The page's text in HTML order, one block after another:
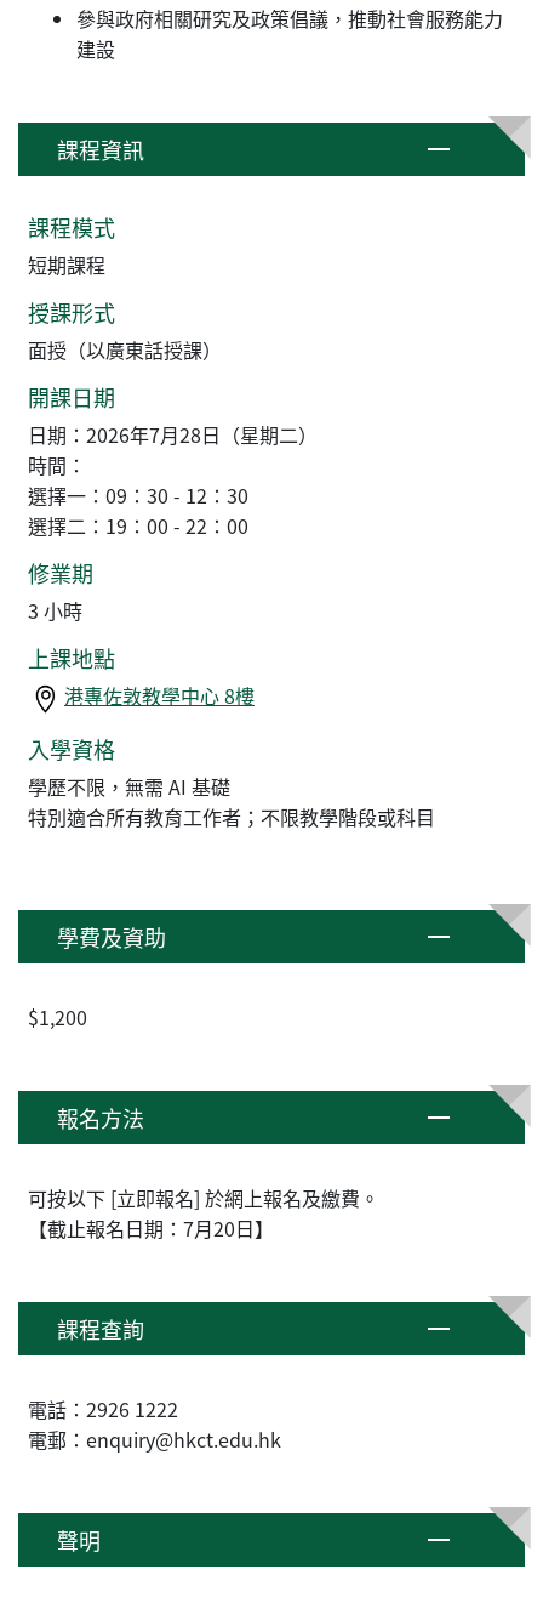
參與政府相關研究及政策倡議，推動社會服務能力
建設
課程資訊
課程模式
短期課程
授課形式
面授（以廣東話授課）
開課日期
日期：2026年7月28日（星期二）
時間：
選擇一：09：30 - 12：30
選擇二：19：00 - 22：00
修業期
3 小時
上課地點
港專佐敦教學中心 8樓
入學資格
學歷不限，無需 AI 基礎
特別適合所有教育工作者；不限教學階段或科目
學費及資助
$1,200
報名方法
可按以下 [立即報名] 於網上報名及繳費。
【截止報名日期：7月20日】
課程查詢
電話：2926 1222
電郵：enquiry@hkct.edu.hk
聲明